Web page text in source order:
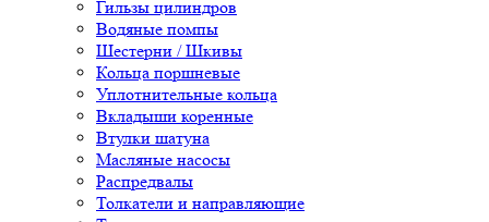
Гильзы цилиндров
Водяные помпы
Шестерни / Шкивы
Кольца поршневые
Уплотнительные кольца
Вкладыши коренные
Втулки шатуна
Масляные насосы
Распредвалы
Толкатели и направляющие